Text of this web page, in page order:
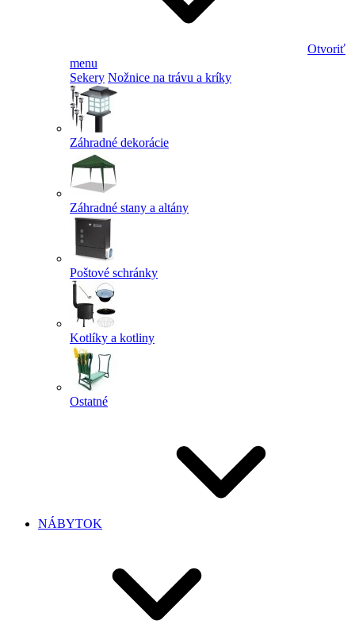
Otvoriť
menu
Sekery Nožnice na trávu a kríky
Záhradné dekorácie
Záhradné stany a altány
Poštové schránky
Kotlíky a kotliny
Ostatné
NÁBYTOK